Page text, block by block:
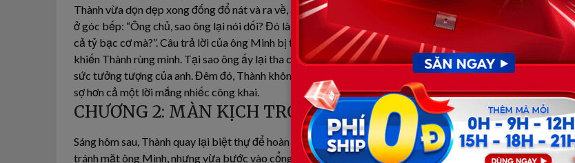
Thành vừa dọn dẹp xong đống đổ nát và ra về, anh tình cờ nghe thấy tiếng bà quản gia nói nhỏ với ông Minh
ở góc bếp: “Ông chủ, sao ông lại nói dối? Đó là chiếc bình men ngọc từ thời nhà Trần mà ông lặn lội đấu giá
cả tỷ bạc cơ mà?”. Câu trả lời của ông Minh bị tiếng gió rít qua khe cửa át mất, nhưng bấy nhiêu đó cũng đủ
khiến Thành rùng mình. Tại sao ông ấy lại tha cho anh dễ dàng như vậy? Một tỷ bạc – con số đó nằm ngoài
sức tưởng tượng của anh. Đêm đó, Thành không ngủ được. Sự tử tế thái quá của người giàu đôi khi còn đáng
sợ hơn cả một lời mắng nhiếc công khai.
CHƯƠNG 2: MÀN KỊCH TRONG BÓNG TỐI
Sáng hôm sau, Thành quay lại biệt thự để hoàn thiện nốt phần việc còn lại với tâm trạng nơm nớp. Anh cố
tránh mặt ông Minh, nhưng vừa bước vào cổng, bà quản gia đã đứng đợi sẵn: